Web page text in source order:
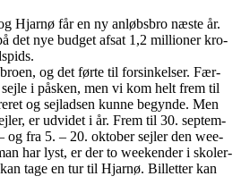
Hjar­nø får en ny anløbs­bro næste år.
det nye bud­get afsat 1,2 mil­li­o­ner kro­
og det før­te til for­sin­kel­ser. Fær­
i påsken, men vi kom helt frem til
og sejlad­sen kun­ne begyn­de. Men
er udvi­det i år. Frem til 30. sep­tem­
og fra 5. – 20. okto­ber sej­ler den wee­
har lyst, er der to wee­ken­der i sko­ler­
tage en tur til Hjar­nø. Bil­let­ter kan